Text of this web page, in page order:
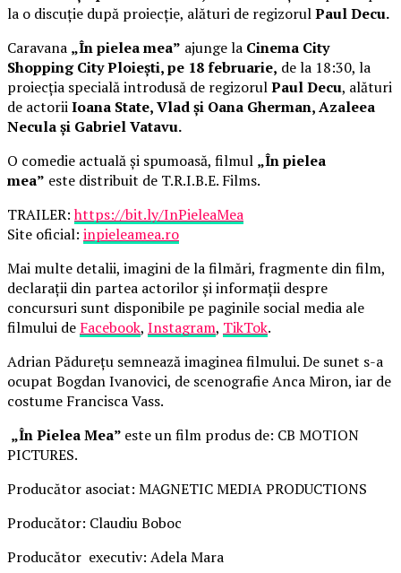
la o discuție după proiecție, alături de regizorulPaul Decu.
Caravana „În pielea mea” ajunge la Cinema City
Shopping City Ploiești, pe 18 februarie, de la 18:30, la
proiecția specială introdusă de regizorulPaul Decu, alături
de actoriiIoana State, Vlad și Oana Gherman, Azaleea
Necula și Gabriel Vatavu.
O comedie actuală și spumoasă, filmul „În pielea
mea” este distribuit de T.R.I.B.E. Films.
TRAILER:https://bit.ly/InPieleaMea
Site oficial: inpieleamea.ro
Mai multe detalii, imagini de la filmări, fragmente din film,
declarații din partea actorilor și informații despre
concursuri sunt disponibile pe paginile social media ale
filmului de Facebook, Instagram, TikTok.
Adrian Pădurețu semnează imaginea filmului. De sunet s-a
ocupat Bogdan Ivanovici, de scenografie Anca Miron, iar de
costume Francisca Vass.
„În Pielea Mea” este un film produs de: CB MOTION
PICTURES.
Producător asociat: MAGNETIC MEDIA PRODUCTIONS
Producător: Claudiu Boboc
Producător executiv: Adela Mara